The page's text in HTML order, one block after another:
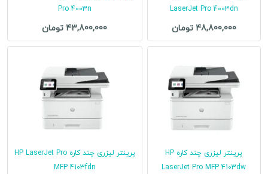
LaserJet Pro 4003dn
48,800,000 تومان
Pro 4003n
43,800,000 تومان
پرینتر لیزری چند کاره HP
LaserJet Pro MFP 4103dw
پرینتر لیزری چند کاره HP LaserJet Pro
MFP 4103fdn